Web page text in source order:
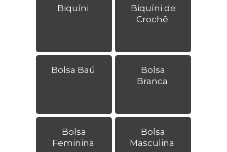
Biquíni
Biquíni de
Crochê
Bolsa Baú
Bolsa
Branca
Bolsa
Feminina
Bolsa
Masculina